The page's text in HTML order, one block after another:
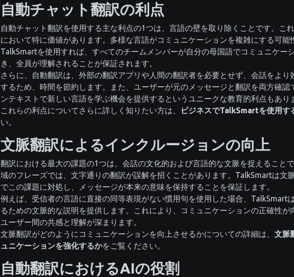
自動チャット翻訳の利点
自動チャット翻訳を使用する主な利点の1つは、言語の壁を取り除くことです。こ
において特に価値があります。多様な言語がコミュニケーションを複雑にする可能
TalkSmartを使用すれば、すべてのチームメンバーが自分の母国語でコミュニケー
き、全員が理解されることが保証されます。
さらに、自動翻訳は、外部の翻訳アプリや人間の翻訳者を必要とせず、会話をより
するため、時間を節約します。また、ユーザーが元のメッセージと翻訳を両方確認
ンテキストで新しい言語を学ぶ機会を提供するというユニークな教育的利点もあり
これらの利点についてさらに詳しく知りたい方は、
ビジネスでTalkSmartを使用す
い。
文脈翻訳によるインクルージョンの向上
翻訳における最大の課題の1つは、会話の文化的および言語的な文脈を捉えること
域のフレーズでは、文字通りの翻訳が誤解を招くことがあります。TalkSmartは文
でこの課題に対処し、メッセージが本来の意味を保持することを保証します。
例えば、受信者の言語に直接の同等表現がない慣用句を使用した場合、TalkSmart
るための文脈的な説明を提供します。これにより、コミュニケーションの正確性が
ユーザー間の共感と理解が深まります。
文脈翻訳がどのようにコミュニケーションを向上させるかについての詳細は、 文脈
ュニケーションを強化するかをご覧ください。
自動翻訳におけるAIの役割